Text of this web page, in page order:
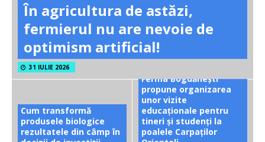
În agricultura de astăzi,
fermierul nu are nevoie de
optimism artificial!
31 IULIE 2026
Cum transformă
produsele biologice
rezultatele din câmp în
Ferma Bogdănești
propune organizarea
unor vizite
educaționale pentru
tineri și studenți la
poalele Carpaților